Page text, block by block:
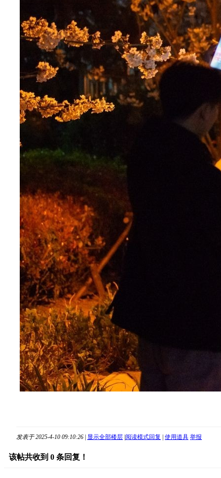
发表于 2025-4-10 09:10:26 | 显示全部楼层 |阅读模式回复 | 使用道具 举报
该帖共收到 0 条回复！